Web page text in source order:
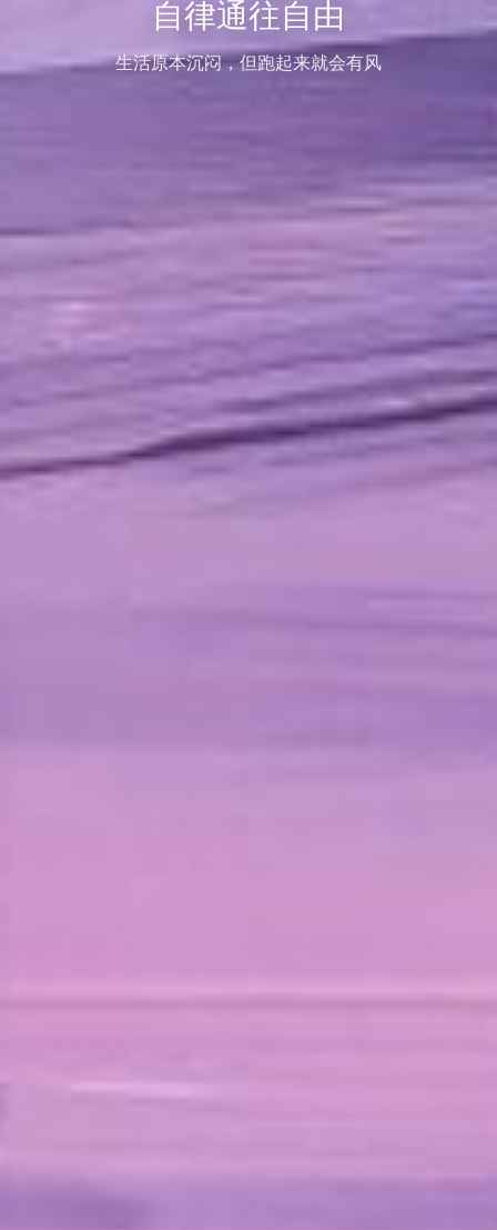
自律通往自由
生活原本沉闷，但跑起来就会有风